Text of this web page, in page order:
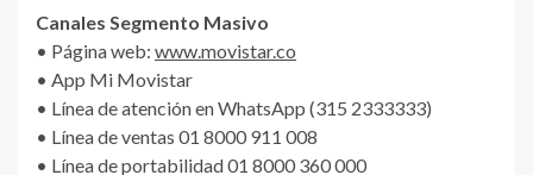
Canales Segmento Masivo
• Página web: www.movistar.co
• App Mi Movistar
• Línea de atención en WhatsApp (315 2333333)
• Línea de ventas 01 8000 911 008
• Línea de portabilidad 01 8000 360 000